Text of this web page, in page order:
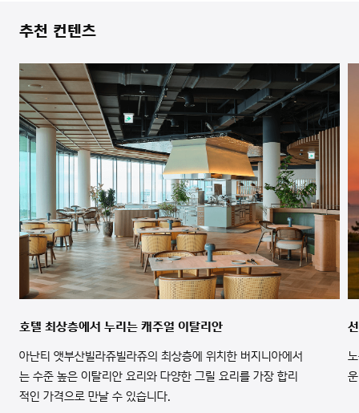
추천 컨텐츠
호텔 최상층에서 누리는 캐주얼 이탈리안
아난티 앳부산빌라쥬빌라쥬의 최상층에 위치한 버지니아에서
는 수준 높은 이탈리안 요리와 다양한 그릴 요리를 가장 합리
적인 가격으로 만날 수 있습니다.